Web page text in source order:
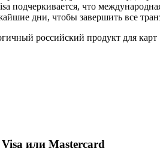
подчеркивается, что
дни, чтобы завершить все
российский продукт для
или Mastercard